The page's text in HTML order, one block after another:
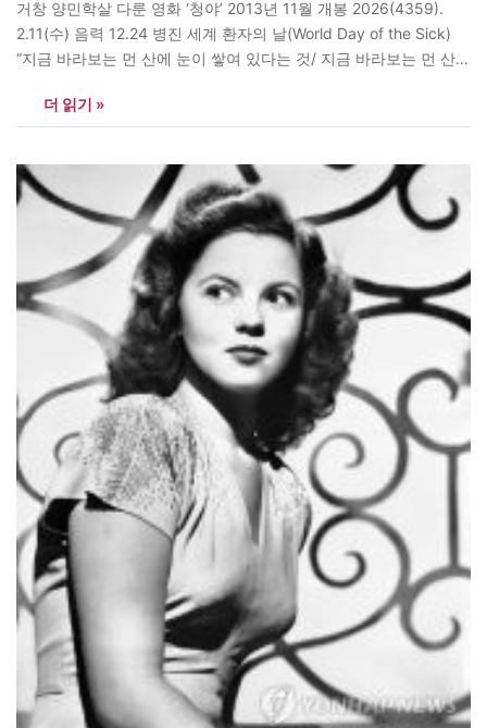
거창 양민학살 다룬 영화 ‘청야’ 2013년 11월 개봉 2026(4359).
2.11(수) 음력 12.24 병진 세계 환자의 날(World Day of the Sick)
“지금 바라보는 먼 산에 눈이 쌓여 있다는 것/ 지금 바라보는 먼 산에
나 없이 눈은 녹고 나 없이…
더 읽기 »